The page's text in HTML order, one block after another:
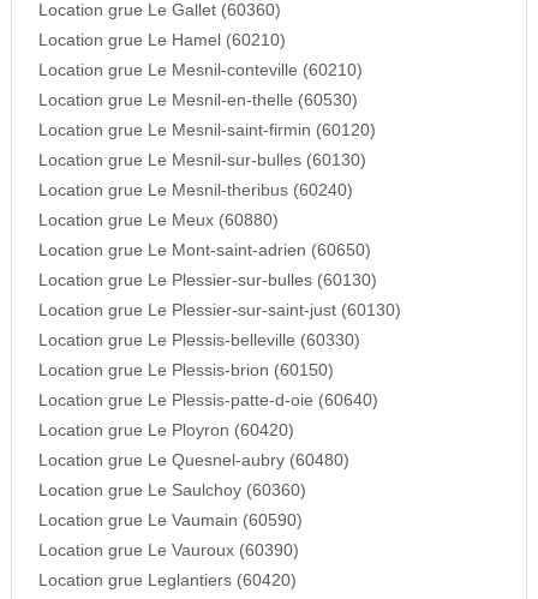
Location grue Le Gallet (60360)
Location grue Le Hamel (60210)
Location grue Le Mesnil-conteville (60210)
Location grue Le Mesnil-en-thelle (60530)
Location grue Le Mesnil-saint-firmin (60120)
Location grue Le Mesnil-sur-bulles (60130)
Location grue Le Mesnil-theribus (60240)
Location grue Le Meux (60880)
Location grue Le Mont-saint-adrien (60650)
Location grue Le Plessier-sur-bulles (60130)
Location grue Le Plessier-sur-saint-just (60130)
Location grue Le Plessis-belleville (60330)
Location grue Le Plessis-brion (60150)
Location grue Le Plessis-patte-d-oie (60640)
Location grue Le Ployron (60420)
Location grue Le Quesnel-aubry (60480)
Location grue Le Saulchoy (60360)
Location grue Le Vaumain (60590)
Location grue Le Vauroux (60390)
Location grue Leglantiers (60420)